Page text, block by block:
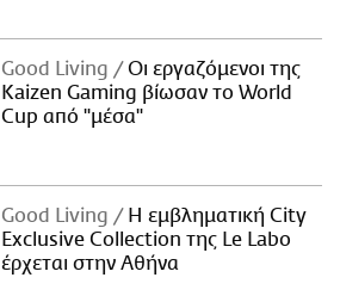
Good Living
Οι εργαζόμενοι της
Kaizen Gaming βίωσαν το World
Cup από "μέσα"
Good Living
Η εμβληματική City
Exclusive Collection της Le Labo
έρχεται στην Αθήνα